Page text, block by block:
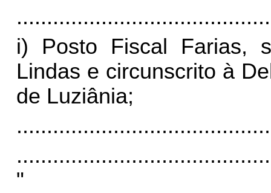
i) Posto Fiscal Farias,
Lindas e circunscrito à
de Luziânia;
"